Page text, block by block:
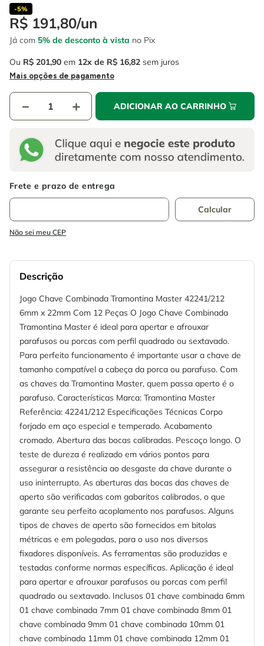
-5%
R$ 191,80/un
Já com 5% de desconto à vista no Pix
Ou R$ 201,90 em 12 R$ 16,82 sem juros
Mais opções de pagamento
＋
－ ADICIONAR AO CARRINHO
Não sei meu CEP
Descrição
Jogo Chave Combinada Tramontina Master 42241/212
6mm x 22mm Com 12 Peças O Jogo Chave Combinada
Tramontina Master é ideal para apertar e afrouxar
parafusos ou porcas com perfil quadrado ou sextavado.
Para perfeito funcionamento é importante usar a chave de
tamanho compatível a cabeça da porca ou parafuso. Com
as chaves da Tramontina Master, quem passa aperto é o
parafuso. Características Marca: Tramontina Master
Referência: 42241/212 Especificações Técnicas Corpo
forjado em aço especial e temperado. Acabamento
cromado. Abertura das bocas calibradas. Pescoço longo. O
teste de dureza é realizado em vários pontos para
assegurar a resistência ao desgaste da chave durante o
uso ininterrupto. As aberturas das bocas das chaves de
aperto são verificadas com gabaritos calibrados, o que
garante seu perfeito acoplamento nos parafusos. Alguns
tipos de chaves de aperto são fornecidos em bitolas
métricas e em polegadas, para o uso nos diversos
fixadores disponíveis. As ferramentas são produzidas e
testadas conforme normas específicas. Aplicação é ideal
para apertar e afrouxar parafusos ou porcas com perfil
quadrado ou sextavado. Inclusos 01 chave combinada 6mm
01 chave combinada 7mm 01 chave combinada 8mm 01
chave combinada 9mm 01 chave combinada 10mm 01
chave combinada 11mm 01 chave combinada 12mm 01
6 º
7 luva
9º lavadora alta pressão
º escada
serra circular
º
º fio
º lavadora alta pressão
alicate